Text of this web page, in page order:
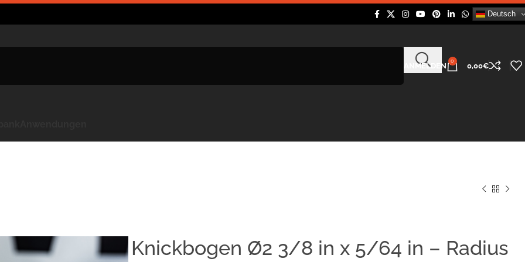
Deutsch
ANMELDEN
0
0,00€
Knickbogen Ø2 3/8 in x 5/64 in – Radius